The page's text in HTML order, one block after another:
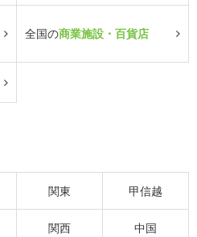
全国の商業施設・百貨店
関東 甲信越
関西 中国